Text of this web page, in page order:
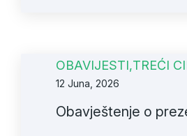
OBAVIJESTI,TREĆI
12 Juna, 2026
Obavještenje o